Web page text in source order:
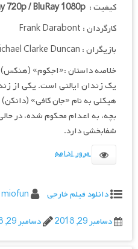
کیفیت : 1.24GB – 2.5GB – 720p / BluRay 1080p
کارگردان : Frank Darabont
بازیگران : Clarke Duncan
خلاصه داستان :«اجکوم»
یک زندان ایالتی است. یکی از
هیکلی به نام «جان کافی»
بچه، به اعدام محکوم شده، در
شفابخشی دارد.
مرور ادامه
دانلود فیلم خارجی
miofun
دسامبر 29, 2018
دسامبر 29, 2018